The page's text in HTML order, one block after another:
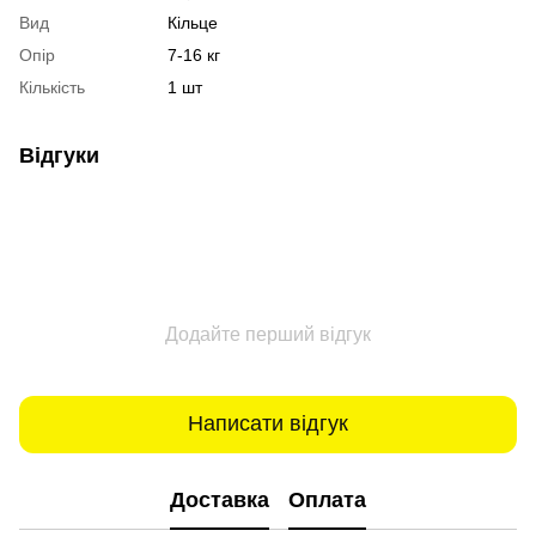
Вид
Кільце
Опір
7-16 кг
Кількість
1 шт
Відгуки
Додайте перший відгук
Написати відгук
Доставка Оплата